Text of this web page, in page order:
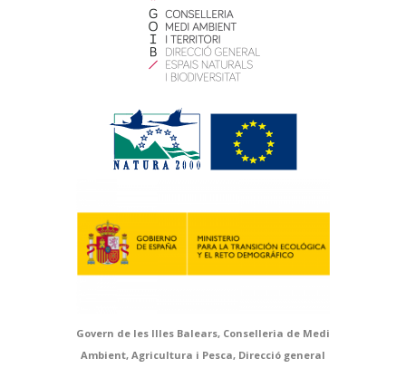
Govern de les Illes Balears, Conselleria de Medi
Ambient, Agricultura i Pesca, Direcció general